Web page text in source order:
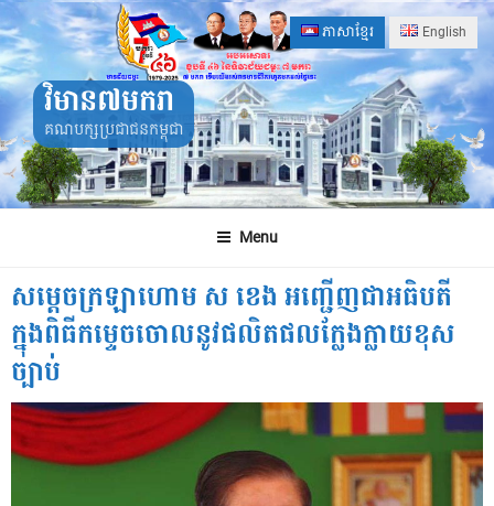
Skip
to
content
ភាសាខ្មែរ English
វិមាន៧មករា
គណបក្សប្រជាជនកម្ពុជា
Menu
សម្តេចក្រឡាហោម ស ខេង អញ្ជើញជាអធិបតី
ក្នុងពិធីកម្ទេចចោលនូវផលិតផលក្លែងក្លាយខុស
ច្បាប់